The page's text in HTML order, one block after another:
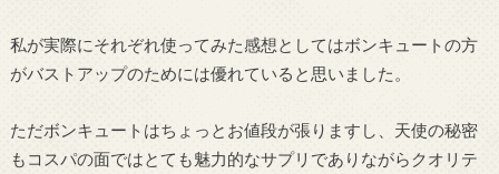
私が実際にそれぞれ使ってみた感想としてはボンキュートの方
がバストアップのためには優れていると思いました。
ただボンキュートはちょっとお値段が張りますし、天使の秘密
もコスパの面ではとても魅力的なサプリでありながらクオリテ